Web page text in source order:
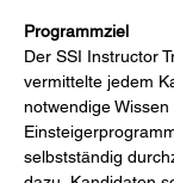
Programmziel
Der SSI Instructor
vermittelte jedem
notwendige Wissen
selbstständig